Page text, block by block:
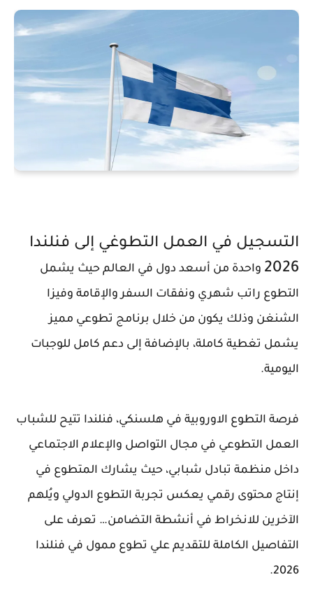
التسجيل في العمل التطوغي إلى فنلندا
2026 واحدة من أسعد دول في العالم حيث يشمل
التطوع راتب شهري ونفقات السفر والإقامة وفيزا
الشنغن وذلك يكون من خلال برنامج تطوعي مميز
يشمل تغطية كاملة، بالإضافة إلى دعم كامل للوجبات
اليومية.
فرصة التطوع الاوروبية في هلسنكي، فنلندا تتيح للشباب
العمل التطوعي في مجال التواصل والإعلام الاجتماعي
داخل منظمة تبادل شبابي، حيث يشارك المتطوع في
إنتاج محتوى رقمي يعكس تجربة التطوع الدولي ويُلهم
الآخرين للانخراط في أنشطة التضامن… تعرف على
التفاصيل الكاملة للتقديم علي تطوع ممول في فنلندا
2026.